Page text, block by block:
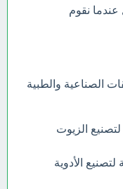
نقوم
الصناعية والطبية
الزيوت
الأدوية